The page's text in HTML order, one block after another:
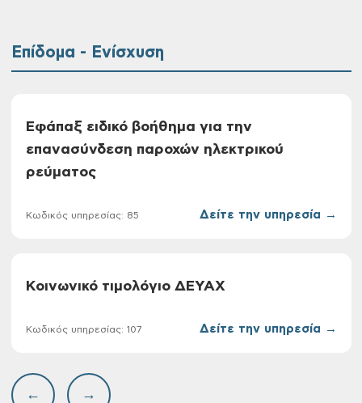
Επίδομα - Ενίσχυση
Εφάπαξ ειδικό βοήθημα για την
επανασύνδεση παροχών ηλεκτρικού
ρεύματος
Κωδικός υπηρεσίας: 85 Δείτε την υπηρεσία →
Κοινωνικό τιμολόγιο ΔΕΥΑΧ
Κωδικός υπηρεσίας: 107 Δείτε την υπηρεσία →
← →